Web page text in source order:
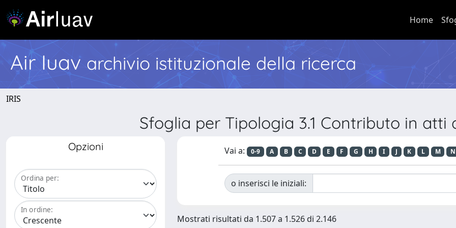
Home
Air Iuav archivio istituzionale della ricerca
IRIS
Sfoglia per Tipologia 3.1 Contributo in atti
Opzioni
Ordina per:
In ordine:
Vai a: 0-9 A B C D E F G H I J K L M N
o inserisci le iniziali:
Mostrati risultati da 1.507 a 1.526 di 2.146